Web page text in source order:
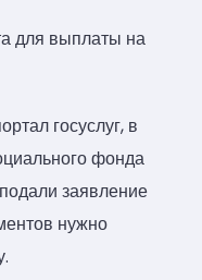
для выплаты на
госуслуг, в
фонда
заявление
нужно